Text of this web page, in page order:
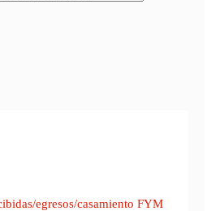
egresos/casamiento FYM